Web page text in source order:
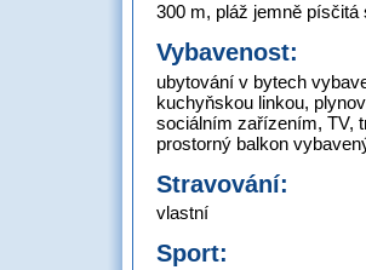
300 m, pláž jemně
Vybavenost:
ubytování v bytech
kuchyňskou linkou,
sociálním zařízením, TV,
prostorný balkon
Stravování:
vlastní
Sport: